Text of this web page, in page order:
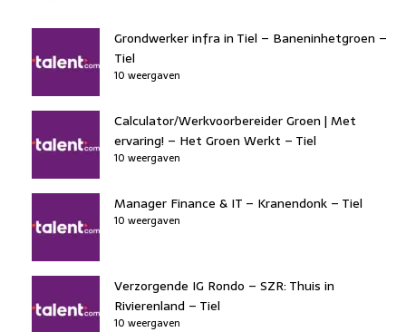
Grondwerker infra in Tiel – Baneninhetgroen –
Tiel
10 weergaven
Calculator/Werkvoorbereider Groen | Met
ervaring! – Het Groen Werkt – Tiel
10 weergaven
Manager Finance & IT – Kranendonk – Tiel
10 weergaven
Verzorgende IG Rondo – SZR: Thuis in
Rivierenland – Tiel
10 weergaven